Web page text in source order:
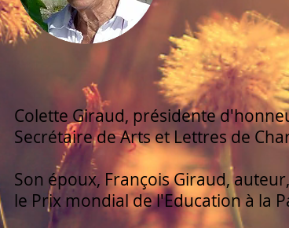
Colette Giraud, présidente
Secrétaire de Arts et Lettres de
Son époux, François Giraud,
le Prix mondial de l'Education à la